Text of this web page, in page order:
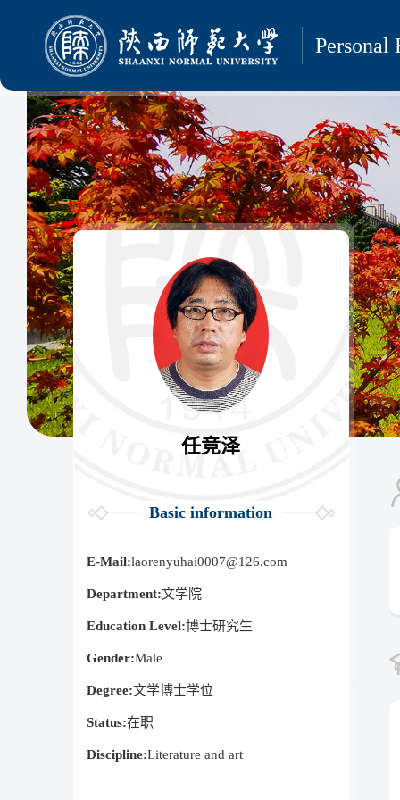
Personal
任竞泽
Basic information
E-Mail:laorenyuhai0007@126.com
Department:文学院
Education Level:博士研究生
Gender:Male
Degree:文学博士学位
Status:在职
Discipline:Literature and art